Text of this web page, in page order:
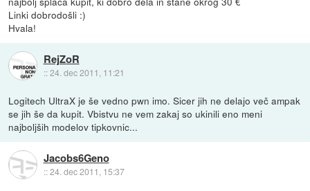
Linki dobrodošli :)
Hvala!
RejZoR
::24. dec 2011, 11:21
Logitech UltraX je še vedno pwn imo. Sicer jih ne delajo več ampak
se jih še da kupit. Vbistvu ne vem zakaj so ukinili eno meni
najboljših modelov tipkovnic...
Jacobs6Geno
::24. dec 2011, 15:37